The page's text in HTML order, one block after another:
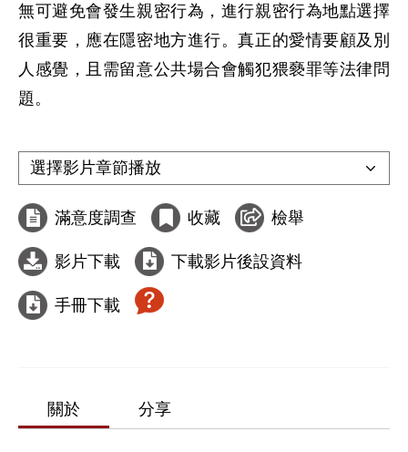
無可避免會發生親密行為，進行親密行為地點選擇
很重要，應在隱密地方進行。真正的愛情要顧及別
人感覺，且需留意公共場合會觸犯猥褻罪等法律問
題。
滿意度調查 收藏 檢舉
影片下載 下載影片後設資料
手冊下載
關於 分享